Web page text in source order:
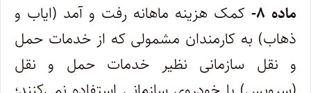
ماده ۸-
کمک هزینه ماهانه رفت و آمد (ایاب و
ذهاب) به کارمندان مشمولی که از خدمات حمل
و نقل سازمانی نظیر خدمات حمل و نقل